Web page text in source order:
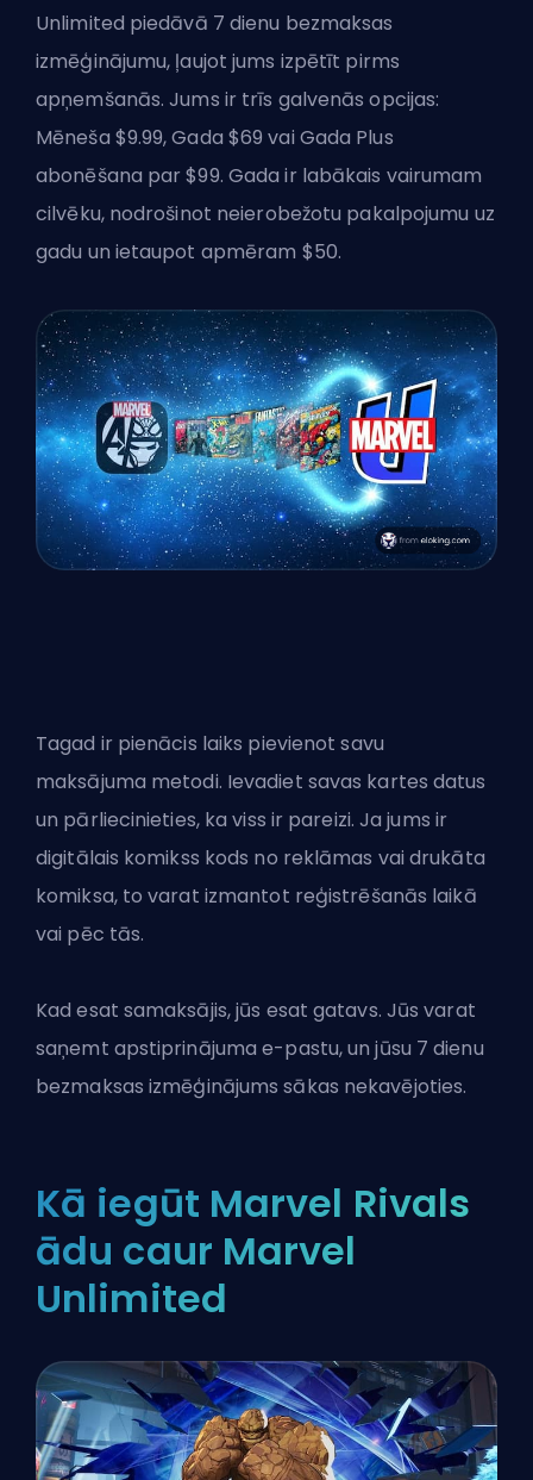
Unlimited piedāvā 7 dienu bezmaksas
izmēģinājumu, ļaujot jums izpētīt pirms
apņemšanās. Jums ir trīs galvenās opcijas:
Mēneša $9.99, Gada $69 vai Gada Plus
abonēšana par $99. Gada ir labākais vairumam
cilvēku, nodrošinot neierobežotu pakalpojumu uz
gadu un ietaupot apmēram $50.
Tagad ir pienācis laiks pievienot savu
maksājuma metodi. Ievadiet savas kartes datus
un pārliecinieties, ka viss ir pareizi. Ja jums ir
digitālais komikss kods no reklāmas vai drukāta
komiksa, to varat izmantot reģistrēšanās laikā
vai pēc tās.
Kad esat samaksājis, jūs esat gatavs. Jūs varat
saņemt apstiprinājuma e-pastu, un jūsu 7 dienu
bezmaksas izmēģinājums sākas nekavējoties.
Kā iegūt Marvel Rivals
ādu caur Marvel
Unlimited